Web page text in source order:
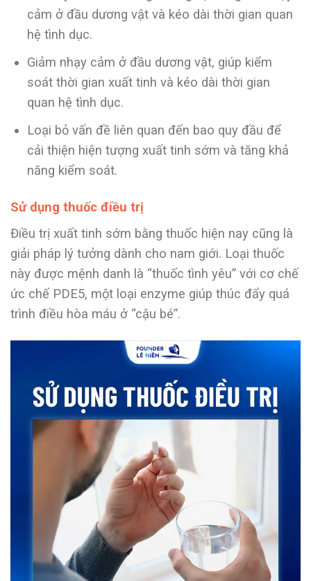
cảm ở đầu dương vật và kéo dài thời gian quan
hệ tình dục.
Giảm nhạy cảm ở đầu dương vật, giúp kiểm
soát thời gian xuất tinh và kéo dài thời gian
quan hệ tình dục.
Loại bỏ vấn đề liên quan đến bao quy đầu để
cải thiện hiện tượng xuất tinh sớm và tăng khả
năng kiểm soát.
Sử dụng thuốc điều trị
Điều trị xuất tinh sớm bằng thuốc hiện nay cũng là
giải pháp lý tưởng dành cho nam giới. Loại thuốc
này được mệnh danh là “thuốc tình yêu” với cơ chế
ức chế PDE5, một loại enzyme giúp thúc đẩy quá
trình điều hòa máu ở “cậu bé”.